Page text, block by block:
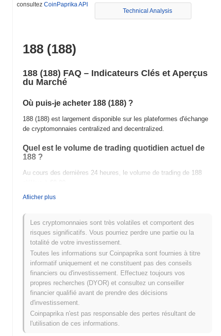
consultez CoinPaprika API
Technical Analysis
188 (188)
188 (188) FAQ – Indicateurs Clés et Aperçus
du Marché
Où puis-je acheter 188 (188) ?
188 (188) est largement disponible sur les plateformes d'échange
de cryptomonnaies centralized and decentralized.
Quel est le volume de trading quotidien actuel de
188 ?
Au cours des dernières 24 heures, le volume de trading de 188
Quel est l'historique de la fourchette de prix de 188
Plus Haut Historique (ATH) :€39.89
Plus Bas Historique (ATL) :€0.00
188 se négocie actuellement ~97.29%en dessous de son ATH .
Comment 188 performe-t-il par rapport au marché
crypto plus large ?
Au cours des 7 derniers jours, 188 a a gagné
le marché crypto global qui a affiché une baisse de
0.36%
. Cela
indique une performance solide de l'action des prix de 188 par
rapport à la dynamique du marché plus large.
Afiicher plus
Les cryptomonnaies sont très volatiles et comportent des
risques significatifs. Vous pourriez perdre une partie ou la
totalité de votre investissement.
Toutes les informations sur Coinpaprika sont fournies à titre
informatif uniquement et ne constituent pas des conseils
financiers ou d'investissement. Effectuez toujours vos
propres recherches (DYOR) et consultez un conseiller
financier qualifié avant de prendre des décisions
d'investissement.
Coinpaprika n'est pas responsable des pertes résultant de
l'utilisation de ces informations.